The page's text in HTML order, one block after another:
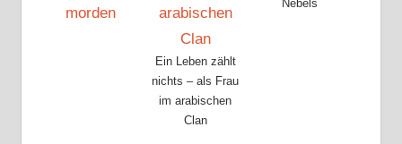
Ein Leben zählt
nichts – als Frau
im arabischen
Clan
Nebels